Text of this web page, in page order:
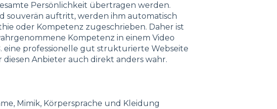
Persönlichkeit übertragen werden.
souverän auftritt, werden ihm automatisch
oder Kompetenz zugeschrieben. Daher ist
Kompetenz in einem Video
eine professionelle gut strukturierte Webseite
Anbieter auch direkt anders wahr.
Mimik, Körpersprache und Kleidung